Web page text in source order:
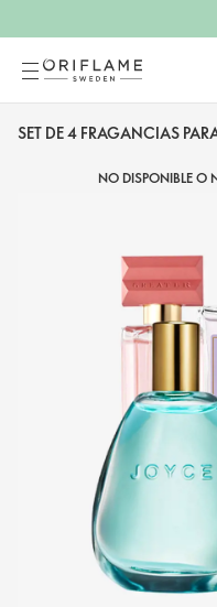
SET DE 4 FRAGANCIAS
NO DISPONIBLE O